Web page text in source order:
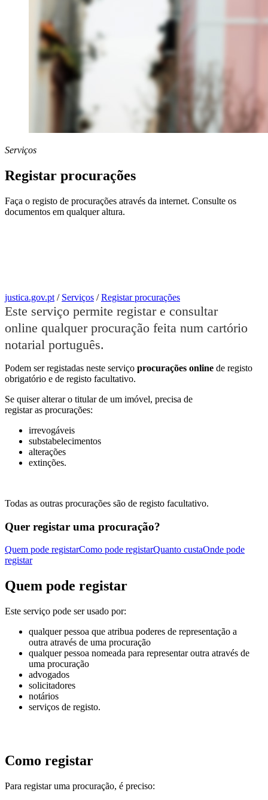
Serviços
Registar procurações
Faça o registo de procurações através da internet. Consulte os
documentos em qualquer altura.
justica.gov.pt / Serviços /Registar procurações
Este serviço permite registar e consultar
online qualquer procuração feita num cartório
notarial português.
Podem ser registadas neste serviço procurações online de registo
obrigatório e de registo facultativo.
Se quiser alterar o titular de um imóvel, precisa de
registar as procurações:
irrevogáveis
substabelecimentos
alterações
extinções.
Todas as outras procurações são de registo facultativo.
Quer registar uma procuração?
Quem pode registarComo pode registarQuanto custaOnde pode
registar
Quem pode registar
Este serviço pode ser usado por:
qualquer pessoa que atribua poderes de representação a
outra através de uma procuração
qualquer pessoa nomeada para representar outra através de
uma procuração
advogados
solicitadores
notários
serviços de registo.
Como registar
Para registar uma procuração, é preciso: